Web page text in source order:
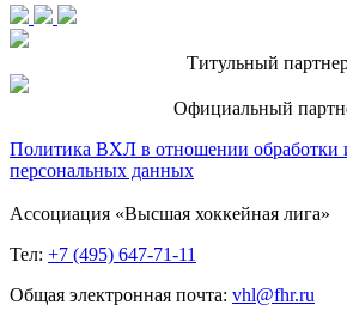
Титульный
Официальный
Политика ВХЛ в отношении обработки
персональных данных
Ассоциация «Высшая хоккейная лига»
Тел: +7 (495) 647-71-11
Общая электронная почта: vhl@fhr.ru